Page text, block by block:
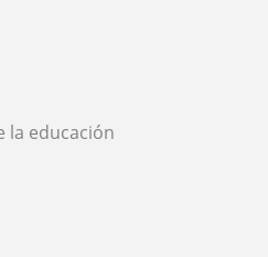
la educación